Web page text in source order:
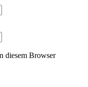
diesem Browser